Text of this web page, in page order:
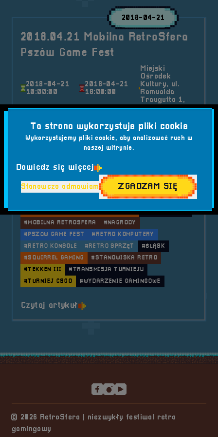
2018-04-21
2018.04.21 Mobilna RetroSfera
Pszów Game Fest
2018-04-21
10:00:00
2018-04-21
18:00:00
Miejski
Ośrodek
Kultury, ul.
Romualda
Traugutta 1,
44-370 Pszów
Nasza podróż z retro-gamingiem nabrała
nowego wymiaru – Mobilna RetroSfera
przekroczyła granice Opolszczyzny i wkroczyła
Kategorie wpisu:
Aktualności Mobilna RetroSfera Wydarzenia
#IKONĄ RETRO
#LOKALNE MEDIA
#MIEJSKI OŚRODEK KULTURY PSZÓW
#MINI TURNIEJ
#MOBILNA RETROSFERA
#NAGRODY
#PSZÓW GAME FEST
#RETRO KOMPUTERY
#RETRO KONSOLE
#RETRO SPRZĘT
#ŚLĄSK
#SQUIRREL GAMING
#STANOWISKA RETRO
#TEKKEN III
#TRANSMISJA TURNIEJU
#TURNIEJ CSGO
#WYDARZENIE GAMINGOWE
Czytaj artykuło tytule 2018.04.21 Mobilna
© 2026 RetroSfera | niezwykły festiwal retro
gamingowy
Ta strona wykorzystuje pliki cookie
Wykorzystujemy pliki cookie, aby analizować ruch w
naszej witrynie.
Dowiedz się więcej
Stanowczo odmawiam ZGADZAM SIĘ